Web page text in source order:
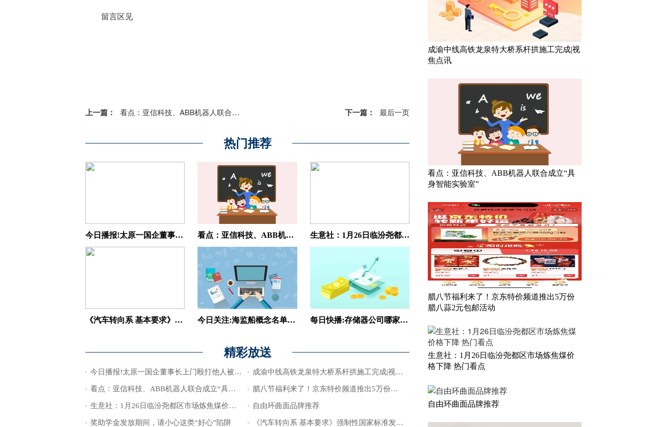
留言区见
上一篇： 看点：亚信科技、ABB机器人联合成立“具身智能实验室” 下一篇： 最后一页
热门推荐
今日播报!太原一国企董事长上门殴打他人被行拘3天：本人拒绝回应，官方称已知情 看点：亚信科技、ABB机器人联合成立“具身智能实验室” 生意社：1月26日临汾尧都区市场炼焦煤价格下降 热门看点
《汽车转向系 基本要求》强制性国家标准发布 滚动 今日关注:海监船概念名单（2026/1/23） 每日快播:存储器公司哪家比较好_2025年第三季度营收前10排名
精彩放送
今日播报!太原一国企董事长上门殴打他人被行拘3天：本人拒绝回应，官方称已知情 成渝中线高铁龙泉特大桥系杆拱施工完成|视焦点讯
看点：亚信科技、ABB机器人联合成立“具身智能实验室” 腊八节福利来了！京东特价频道推出5万份腊八蒜2元包邮活动
生意社：1月26日临汾尧都区市场炼焦煤价格下降 热门看点 自由环曲面品牌推荐
奖助学金发放期间，请小心这类“好心”陷阱 《汽车转向系 基本要求》强制性国家标准发布 滚动
成渝中线高铁龙泉特大桥系杆拱施工完成|视
焦点讯
看点：亚信科技、ABB机器人联合成立“具
身智能实验室”
腊八节福利来了！京东特价频道推出5万份
腊八蒜2元包邮活动
生意社：1月26日临汾尧都区市场炼焦煤价
格下降 热门看点
自由环曲面品牌推荐